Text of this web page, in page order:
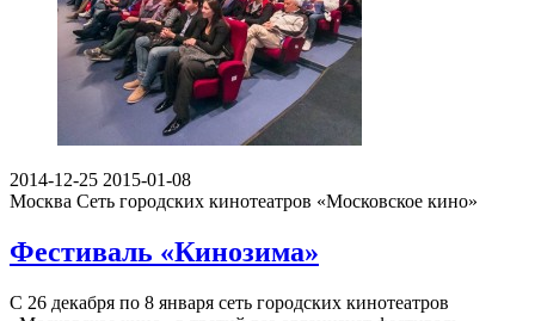
2014-12-25 2015-01-08
Москва Сеть городских кинотеатров «Московское кино»
Фестиваль «Кинозима»
C 26 декабря по 8 января сеть городских кинотеатров